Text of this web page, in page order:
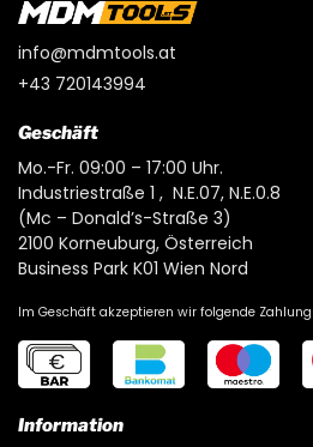
info@mdmtools.at
+43 720143994
Geschäft
Mo.-Fr. 09:00 – 17:00 Uhr.
Industriestraße 1 , N.E.07, N.E.0.8
(Mc – Donald’s-Straße 3)
2100 Korneuburg, Österreich
Business Park K01 Wien Nord
Im Geschäft akzeptieren wir folgende
Information